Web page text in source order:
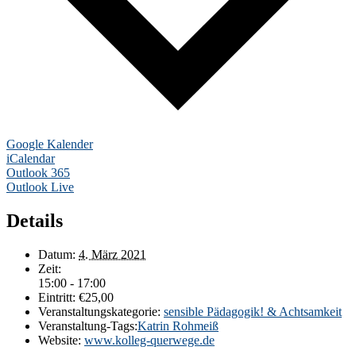
Google Kalender
iCalendar
Outlook 365
Outlook Live
Details
Datum: 4. März 2021
Zeit:
15:00 - 17:00
Eintritt: €25,00
Veranstaltungskategorie: sensible Pädagogik! & Achtsamkeit
Veranstaltung-Tags:Katrin Rohmeiß
Website: www.kolleg-querwege.de